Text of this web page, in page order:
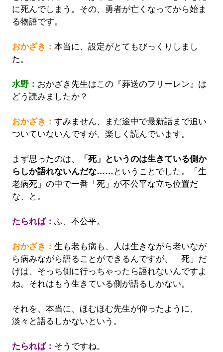
に死んでしまう。その、勇者が亡くなってから始ま
る物語です。
おかざき： 本当に、設定がとてもびっくりしまし
た。
水野： おかざき先生はこの『葬送のフリーレン』は
どう読みましたか？
おかざき： すみません、まだ途中で最新話まで追い
ついていないんですが、楽しく読んでいます。
まず思ったのは、
「死」というのは生きている側か
らしか語れないんだな…… ということでした。「生
老病死」の中で一番「死」が不公平な立ち位置だ
な、と。
たられば： ふ、不公平。
おかざき： 生も老も病も、人は生きながら老いなが
ら病みながら語ることができるんですが、「死」だ
けは、そっち側に行っちゃったら語れないんですよ
ね。それはもう生きている側が語るしかない。
それを、本当に、ほむほむ先生が仰ったように、
淡々と語るしかないという。
たられば： そうですね。